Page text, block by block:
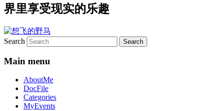
界里享受现实的乐趣
Search
Main menu
AboutMe
DocFile
Categories
MyEvents